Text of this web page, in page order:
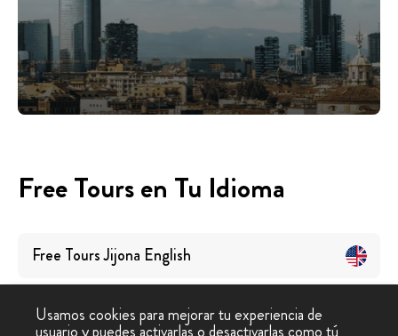
Free Tours en Tu Idioma
Free ToursJijona English
Usamos cookies para mejorar tu experiencia de